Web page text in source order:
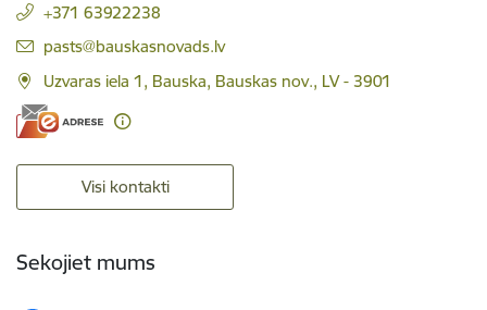
+371 63922238
E-pasts:
pasts@bauskasnovads.lv
Uzvaras iela 1, Bauska, Bauskas nov., LV - 3901
Visi kontakti
Sekojiet mums